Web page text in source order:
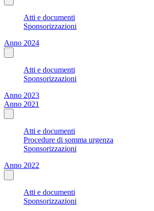
Atti e documenti
Sponsorizzazioni
Anno 2024
Atti e documenti
Sponsorizzazioni
Anno 2023
Anno 2021
Atti e documenti
Procedure di somma urgenza
Sponsorizzazioni
Anno 2022
Atti e documenti
Sponsorizzazioni